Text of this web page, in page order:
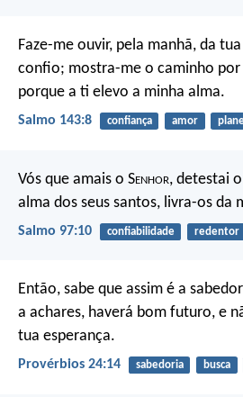
Faze-me ouvir, pela manhã, da
confio; mostra-me o caminho por
porque a ti elevo a minha alma.
Salmo 143:8 confiança amor
Vós que amais o Senhor, detestai
alma dos seus santos, livra-os da
Salmo 97:10 confiabilidade redentor
Então, sabe que assim é a
a achares, haverá bom futuro, e
tua esperança.
Provérbios 24:14 sabedoria busca